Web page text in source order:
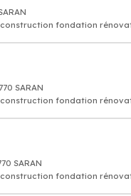
fondation
SARAN
fondation
SARAN
fondation